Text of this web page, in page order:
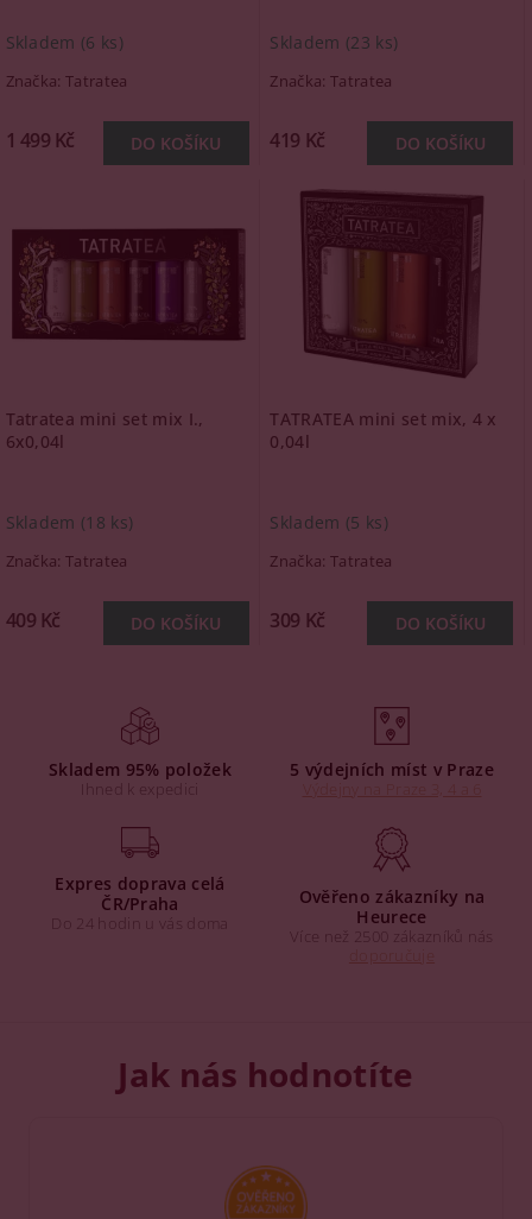
Skladem (6 ks)
Značka:Tatratea
1 499 Kč
Skladem (23 ks)
Značka: Tatratea
419 Kč
Tatratea mini set mix I.,
6x0,04l
Skladem (18 ks)
Značka:Tatratea
409 Kč
TATRATEA mini set mix, 4 x
0,04l
Skladem (5 ks)
Značka: Tatratea
309 Kč
Skladem 95% položek
Ihned k expedici
5 výdejních míst v Praze
Expres doprava celá
ČR/Praha
Do 24 hodin u vás doma
Ověřeno zákazníky na
Heurece
Více než 2500 zákazníků nás
Jak nás hodnotíte